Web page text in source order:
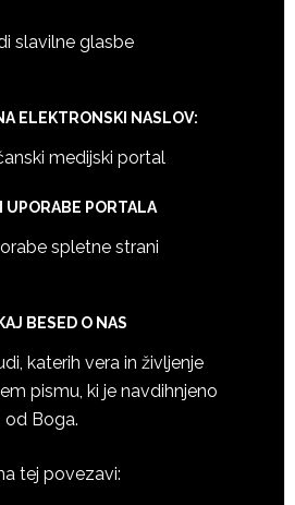
slavilne glasbe
ELEKTRONSKI NASLOV:
medijski portal
UPORABE PORTALA
spletne strani
BESED O NAS
katerih vera in življenje
pismu, ki je navdihnjeno
od Boga.
tej povezavi: